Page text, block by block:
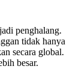
penghalang.
tidak hanya
secara global.
besar.